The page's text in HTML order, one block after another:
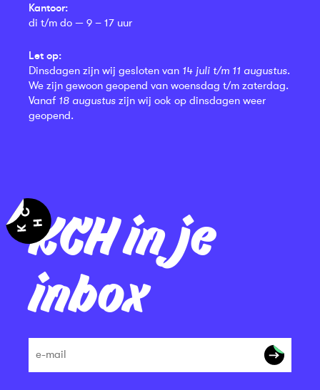
KCH in je
inbox
Kantoor:
di t/m do — 9 – 17 uur
Let op:
Dinsdagen zijn wij gesloten van 14 juli t/m 11 augustus.
We zijn gewoon geopend van woensdag t/m zaterdag.
Vanaf 18 augustus zijn wij ook op dinsdagen weer
geopend.